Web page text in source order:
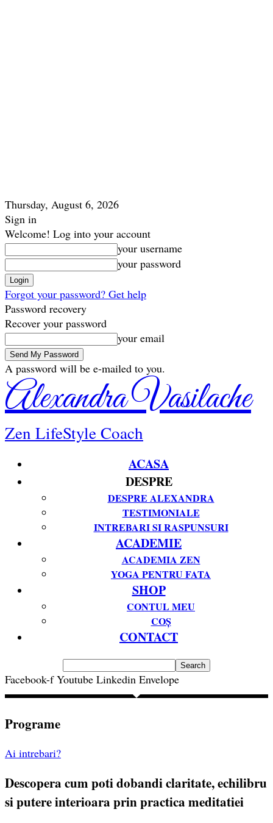
Thursday, August 6, 2026
Sign in
Welcome! Log into your account
your username
your password
Forgot your password? Get help
Password recovery
Recover your password
your email
A password will be e-mailed to you.
Alexandra Vasilache
Zen LifeStyle Coach
ACASA
DESPRE
DESPRE ALEXANDRA
TESTIMONIALE
INTREBARI SI RASPUNSURI
ACADEMIE
ACADEMIA ZEN
YOGA PENTRU FATA
SHOP
CONTUL MEU
COȘ
CONTACT
Facebook-f Youtube Linkedin Envelope
Programe
Ai intrebari?
Descopera cum poti dobandi claritate, echilibru
si putere interioara prin practica meditatiei